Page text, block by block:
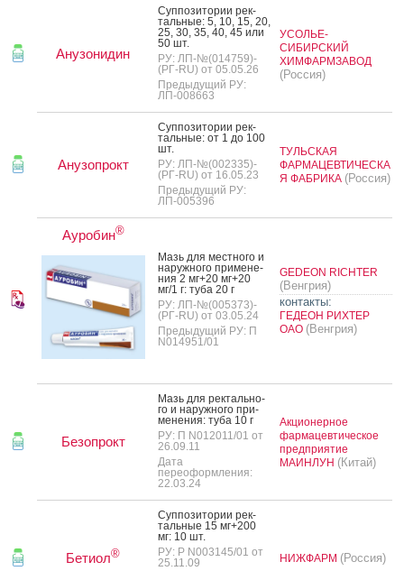
Анузонидин
Суп­по­зито­рии рек­
таль­ные: 5, 10, 15, 20,
25, 30, 35, 40, 45 или
50 шт.
РУ: ЛП-№(014759)-
(РГ-RU) от 05.05.26
Предыдущий РУ:
ЛП-008663
УСОЛЬЕ-
СИБИРСКИЙ
ХИМФАРМЗАВОД
(Россия)
Анузопрокт
Суп­по­зито­рии рек­
таль­ные: от 1 до 100
шт.
РУ: ЛП-№(002335)-
(РГ-RU) от 16.05.23
Предыдущий РУ:
ЛП-005396
ТУЛЬСКАЯ
ФАРМАЦЕВТИЧЕСКА
Я ФАБРИКА (Россия)
Ауробин®
Мазь для мес­тно­го и
на­руж­но­го при­мене­
ния 2 мг+20 мг+20
мг/1 г: ту­ба 20 г
РУ: ЛП-№(005373)-
(РГ-RU) от 03.05.24
Предыдущий РУ: П
N014951/01
GEDEON RICHTER
(Венгрия)
контакты:
ГЕДЕОН РИХТЕР
ОАО (Венгрия)
Безопрокт
Мазь для рек­таль­но­
го и на­руж­но­го при­
мене­ния: ту­ба 10 г
РУ: П N012011/01 от
26.09.11
Дата
переоформления:
22.03.24
Акционерное
фармацевтическое
предприятие
МАИНЛУН (Китай)
Бетиол®
Суп­по­зито­рии рек­
таль­ные 15 мг+200
мг: 10 шт.
РУ: Р N003145/01 от
25.11.09
НИЖФАРМ (Россия)